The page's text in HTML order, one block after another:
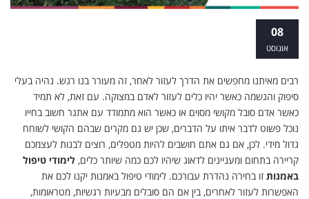
08
אוגוסט
רבים מאיתנו מחפשים את הדרך לעזור לאחר, זה מעורר בנו רגש. נהיה בעלי
סיפוק והגשמה כאשר יהיו כלים לעזור לאדם במצוקה. עם זאת, לא תמיד
כאשר אדם סובל מקושי מסוים או כאשר הוא מתמודד עם אתגר חשוב בחייו
נוכל פשוט לדבר איתו על הדברים, שכן יש גם מקרים שבהם הקושי לשוחח
גדול מידי. לכן, אם גם אתם חושבים להיות מטפלים, רוצים לבנות לעצמכם
קריירה בתחום ומעניינים לדאוג שיהיו לכם כמה שיותר כלים, לימודי טיפול
באמנות זו בחירה נהדרת עבורכם. לימודי טיפול באמנות יקנו לכם את
האפשרות לעזור לאחרים, בין אם הם סובלים מבעיות רגשיות, מטראומות,